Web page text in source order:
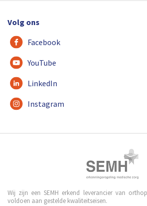
Volg ons
Facebook
YouTube
LinkedIn
Instagram
Wij zijn een SEMH erkend leverancier van
voldoen aan gestelde kwaliteitseisen.